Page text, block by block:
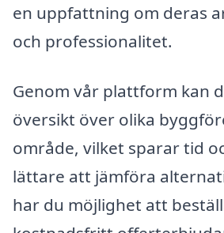
en uppfattning om deras
och professionalitet.
Genom vår plattform kan
översikt över olika
område, vilket sparar tid
lättare att jämföra
har du möjlighet att